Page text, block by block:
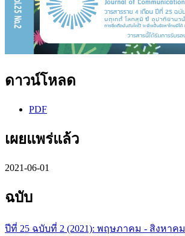
ดาวน์โหลด
PDF
เผยแพร่แล้ว
2021-06-01
ฉบับ
ปีที่ 25 ฉบับที่ 2 (2021): พฤษภาคม - สิงหาคม